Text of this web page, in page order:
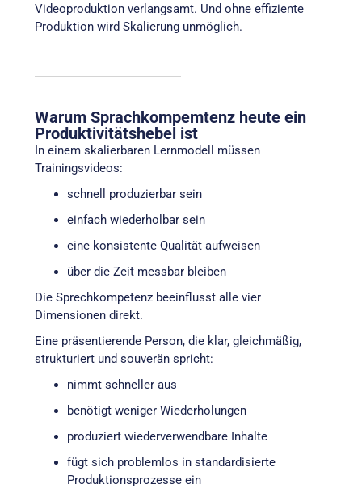
Videoproduktion verlangsamt. Und ohne effiziente
Produktion wird Skalierung unmöglich.
Warum Sprachkompemtenz heute ein
Produktivitätshebel ist
In einem skalierbaren Lernmodell müssen
Trainingsvideos:
schnell produzierbar sein
einfach wiederholbar sein
eine konsistente Qualität aufweisen
über die Zeit messbar bleiben
Die Sprechkompetenz beeinflusst alle vier
Dimensionen direkt.
Eine präsentierende Person, die klar, gleichmäßig,
strukturiert und souverän spricht:
nimmt schneller aus
benötigt weniger Wiederholungen
produziert wiederverwendbare Inhalte
fügt sich problemlos in standardisierte
Produktionsprozesse ein